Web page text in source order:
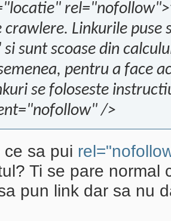
crawlere. Linkurile puse
sunt scoase din
pentru a face
se foloseste
/>
ce sa pui
Ti se pare normal
pun link dar sa nu